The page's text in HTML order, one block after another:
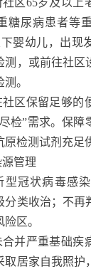
社区 65岁及以上
糖尿病患者等
婴幼儿，出现
测，或前往社区
。
社区保留足够的
检”需求。保障
检测试剂充足
管理
型冠状病毒感
分类收治；不再
区。
合并严重基础疾
取居家自我照护